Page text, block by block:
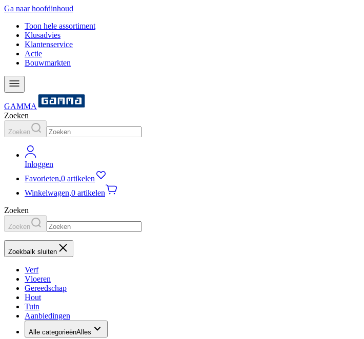
Ga naar hoofdinhoud
Toon hele assortiment
Klusadvies
Klantenservice
Actie
Bouwmarkten
GAMMA
Zoeken
Zoeken
Inloggen
Favorieten,0 artikelen
Winkelwagen,0 artikelen
Zoeken
Zoeken
Zoekbalk sluiten
Verf
Vloeren
Gereedschap
Hout
Tuin
Aanbiedingen
Alle categorieënAlles